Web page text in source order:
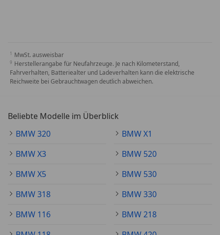
MwSt. ausweisbar
Herstellerangabe für Neufahrzeuge. Je nach Kilometerstand,
Fahrverhalten, Batteriealter und Ladeverhalten kann die elektrische
Reichweite bei Gebrauchtwagen deutlich abweichen.
Beliebte Modelle im Überblick
BMW 320
BMW X1
BMW X3
BMW 520
BMW X5
BMW 530
BMW 318
BMW 330
BMW 116
BMW 218